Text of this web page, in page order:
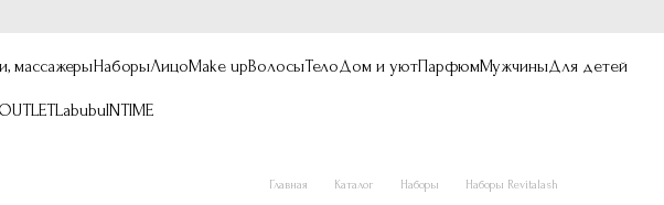
массажерыНаборыЛицоMake upВолосыТелоДом и уютПарфюмМужчиныДля детей
OUTLETLabubuINTIME
Главная Каталог Наборы Наборы Revitalash